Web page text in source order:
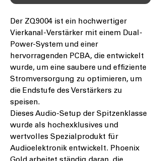
Der ZQ9004 ist ein hochwertiger
Vierkanal-Verstärker mit einem Dual-
Power-System und einer
hervorragenden PCBA, die entwickelt
wurde, um eine saubere und effiziente
Stromversorgung zu optimieren, um
die Endstufe des Verstärkers zu
speisen.
Dieses Audio-Setup der Spitzenklasse
wurde als hochexklusives und
wertvolles Spezialprodukt für
Audioelektronik entwickelt. Phoenix